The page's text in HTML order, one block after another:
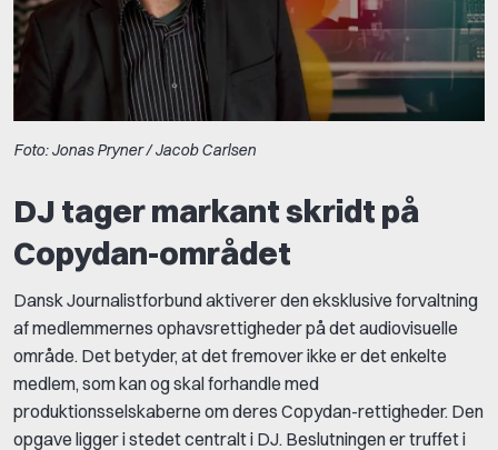
Foto: Jonas Pryner / Jacob Carlsen
DJ tager markant skridt på
Copydan-området
Dansk Journalistforbund aktiverer den eksklusive forvaltning
af medlemmernes ophavsrettigheder på det audiovisuelle
område. Det betyder, at det fremover ikke er det enkelte
medlem, som kan og skal forhandle med
produktionsselskaberne om deres Copydan-rettigheder. Den
opgave ligger i stedet centralt i DJ. Beslutningen er truffet i